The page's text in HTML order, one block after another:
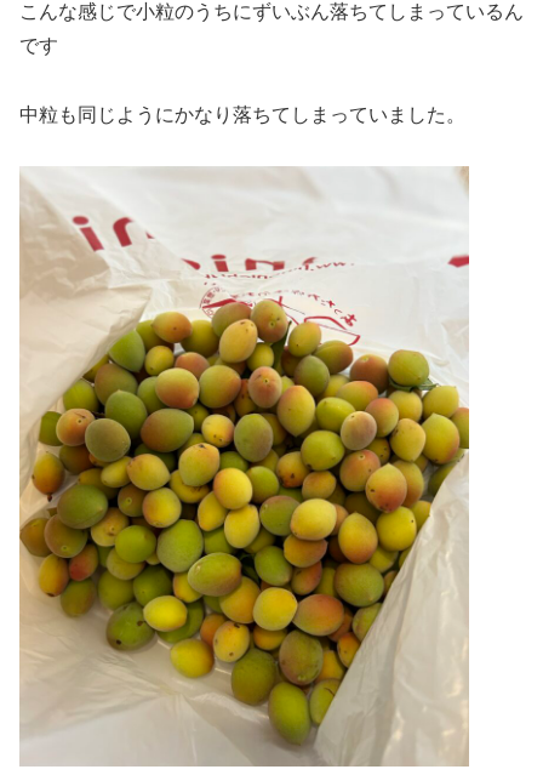
こんな感じで小粒のうちにずいぶん落ちてしまっているん
です
中粒も同じようにかなり落ちてしまっていました。